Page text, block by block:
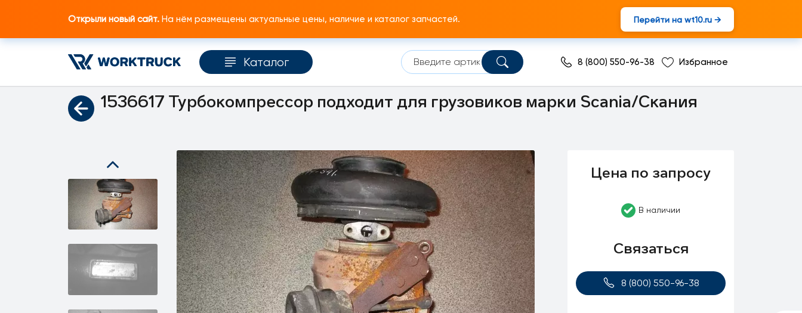
Открыли новый сайт. На нём размещены актуальные цены, наличие и каталог запчастей. Перейти на wt10.ru →
Каталог 8 (800) 550-96-38 Избранное
Главная Каталог запчастей Двигатель Турбокомпрессор Турбокомпрессор
1536617 Турбокомпрессор подходит для грузовиков марки Scania/Скания
Цена по запросу
В наличии
Связаться
8 (800) 550-96-38